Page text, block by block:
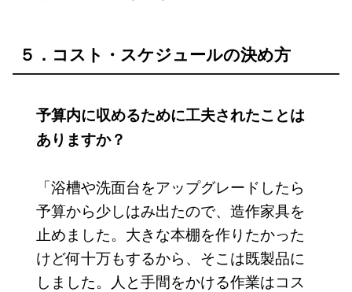
５．コスト・スケジュールの決め方
予算内に収めるために工夫されたことは
ありますか？
「浴槽や洗面台をアップグレードしたら
予算から少しはみ出たので、造作家具を
止めました。大きな本棚を作りたかった
けど何十万もするから、そこは既製品に
しました。人と手間をかける作業はコス